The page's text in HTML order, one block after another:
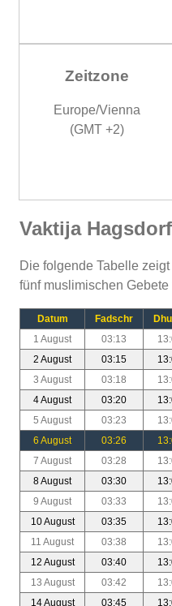
Zeitzone
Europe/Vienna
(GMT +2)
Vaktija
Die folgende Tabelle zeigt
fünf muslimischen
Datum Fadschr
1 August
03:13
2 August
03:15
3 August
03:18
4 August
03:20
5 August
03:23
6 August
03:26
7 August
03:28
8 August
03:30
9 August
03:33
10 August
03:35
11 August
03:38
12 August
03:40
13 August
03:42
14 August
03:45